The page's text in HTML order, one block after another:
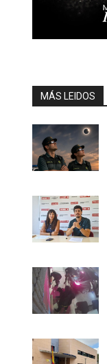
MÁS LEIDOS